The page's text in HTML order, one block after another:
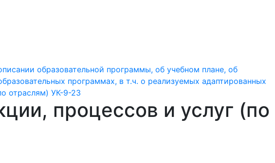
образовательной программы, об учебном плане, об
программах, в т.ч. о реализуемых адаптированных
отраслям) УК-9-23
процессов и услуг (по